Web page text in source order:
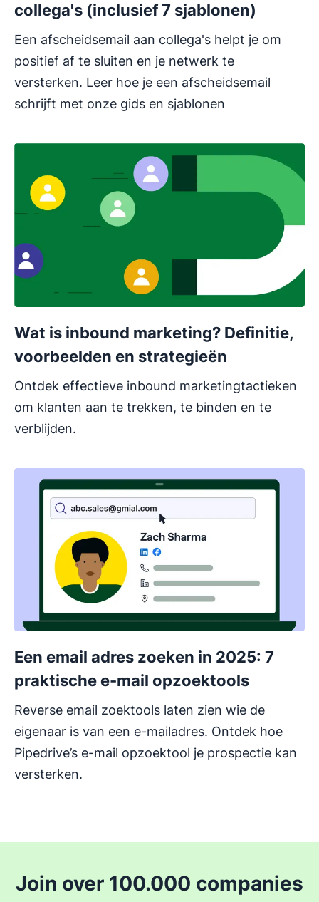
collega's (inclusief 7 sjablonen)
Een afscheidsemail aan collega's helpt je om
positief af te sluiten en je netwerk te
versterken. Leer hoe je een afscheidsemail
schrijft met onze gids en sjablonen
Wat is inbound marketing? Definitie,
voorbeelden en strategieën
Ontdek effectieve inbound marketingtactieken
om klanten aan te trekken, te binden en te
verblijden.
Een email adres zoeken in 2025: 7
praktische e-mail opzoektools
Reverse email zoektools laten zien wie de
eigenaar is van een e-mailadres. Ontdek hoe
Pipedrive’s e-mail opzoektool je prospectie kan
versterken.
Join over 100.000 companies